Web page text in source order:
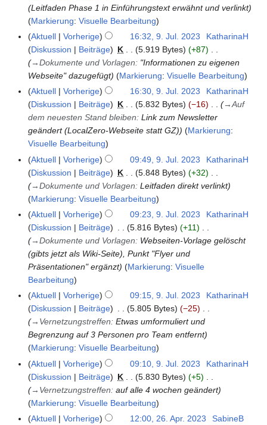
m
m
e
n
f
a
s
u
g
Leitfaden Phase 1 in Einführungstext erwähnt und verlinkt
Markierung:Visuelle Bearbeitung
Aktuell
Vorherige 16:32, 9. Jul. 2023
KatharinaH
Diskussion
Beiträge K 5.919 Bytes
+87
→Dokumente und Vorlagen: "Informationen zu eigenen
Webseite" dazugefügt
Markierung:Visuelle Bearbeitung
Aktuell
Vorherige 16:30, 9. Jul. 2023
KatharinaH
Diskussion
Beiträge K 5.832 Bytes −16 →Auf
dem neuesten Stand bleiben:Link zum Newsletter
geändert (LocalZero-Webseite statt GZ)
Markierung:
Visuelle Bearbeitung
Aktuell
Vorherige 09:49, 9. Jul. 2023
KatharinaH
Diskussion
Beiträge K 5.848 Bytes
+32
→Dokumente und Vorlagen:Leitfaden direkt verlinkt
Markierung:Visuelle Bearbeitung
Aktuell
Vorherige 09:23, 9. Jul. 2023
KatharinaH
Diskussion
Beiträge 5.816 Bytes
+11
→Dokumente und Vorlagen: Webseiten-Vorlage gelöscht
(gibts jetzt als Wiki-Seite), Punkt "Flyer und
Präsentationen" ergänzt
Markierung:Visuelle
Bearbeitung
Aktuell
Vorherige 09:15, 9. Jul. 2023
KatharinaH
Diskussion
Beiträge 5.805 Bytes
−25
→ Vernetzungstreffen:Etwas umformuliert und
Begrenzung auf 3 Personen pro Team entfernt
Markierung:Visuelle Bearbeitung
Aktuell
Vorherige 09:10, 9. Jul. 2023
KatharinaH
Diskussion
Beiträge K 5.830 Bytes
+5
→ Vernetzungstreffen:auf alle 4 wochen geändert
Markierung:Visuelle Bearbeitung
2
Aktuell Vorherige 12:00, 26. Apr. 2023 SabineB